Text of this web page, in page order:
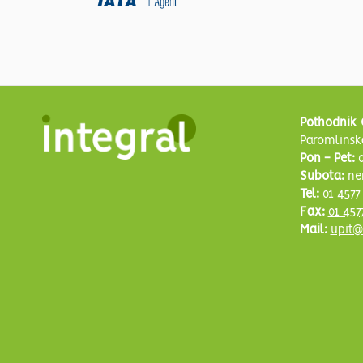
Pothodnik
Pon - Pet:
Subota:
Tel: 01
Fax: 01
Mail: